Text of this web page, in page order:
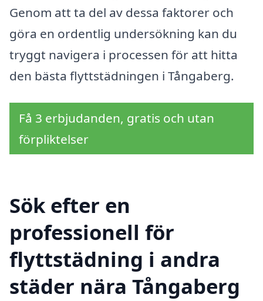
Genom att ta del av dessa faktorer och
göra en ordentlig undersökning kan du
tryggt navigera i processen för att hitta
den bästa flyttstädningen i Tångaberg.
Få 3 erbjudanden, gratis och utan
förpliktelser
Sök efter en
professionell för
flyttstädning i andra
städer nära Tångaberg